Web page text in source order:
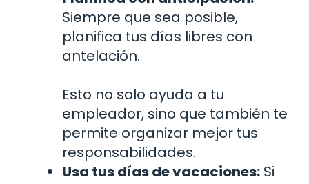
Siempre que sea posible,
planifica tus días libres con
antelación.
Esto no solo ayuda a tu
empleador, sino que también te
permite organizar mejor tus
responsabilidades.
Usa tus días de vacaciones: Si